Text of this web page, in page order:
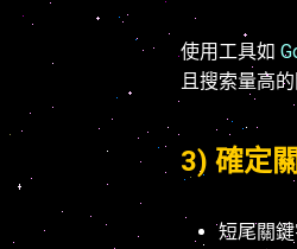
使用工具如
且搜索量高的
3) 確定
短尾關